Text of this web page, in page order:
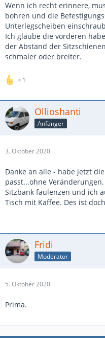
Wenn ich recht erinnere,
bohren und die
Unterlegscheiben
Ich glaube die vorderen
der Abstand der
schmaler oder breiter.
1
Ollioshanti
Anfänger
3. Oktober 2020
Danke an alle - habe jetzt
passt...ohne
Sitzbank faulenzen und ich
Tisch mit Kaffee. Des ist
Fridi
Moderator
5. Oktober 2020
Prima.